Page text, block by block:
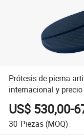
Prótesis de pierna
internacional y
US$ 530,00-
30 Piezas (MOQ)